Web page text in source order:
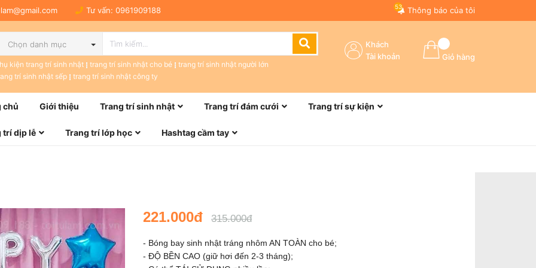
Tư vấn: 0961909188 Thông báo của tôi
53
Chọn danh mục
kiện trang trí sinh nhật trang trí sinh nhật cho bé
trang trí sinh nhật người lớn
trí sinh nhật sếp
trang trí sinh nhật công ty
Giỏ hàng
Khách
Tài khoản
chủ Giới thiệu Trang trí sinh nhật Trang trí đám cưới Trang trí sự kiện
trí dịp lễ Trang trí lớp học Hashtag cầm tay
221.000đ 315.000đ
- Bóng bay sinh nhật tráng nhôm AN TOÀN cho bé;
- ĐỘ BỀN CAO (giữ hơi đến 2-3 tháng);